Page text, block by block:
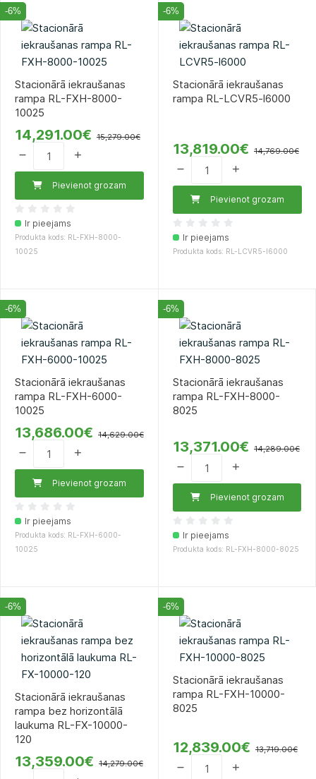
-6%
Stacionārā iekraušanas
rampa RL-FXH-8000-
10025
14,291.00€ 15,279.00€
Pievienot grozam
Ir pieejams
Produkta kods: RL-FXH-8000-
10025
-6%
Stacionārā iekraušanas
rampa RL-LCVR5-l6000
13,819.00€ 14,769.00€
Pievienot grozam
Ir pieejams
Produkta kods: RL-LCVR5-l6000
-6%
Stacionārā iekraušanas
rampa RL-FXH-6000-
10025
13,686.00€ 14,629.00€
Pievienot grozam
Ir pieejams
Produkta kods: RL-FXH-6000-
10025
-6%
Stacionārā iekraušanas
rampa RL-FXH-8000-
8025
13,371.00€ 14,289.00€
Pievienot grozam
Ir pieejams
Produkta kods: RL-FXH-8000-8025
-6%
Stacionārā iekraušanas
rampa bez horizontālā
laukuma RL-FX-10000-
120
13,359.00€ 14,279.00€
-6%
Stacionārā iekraušanas
rampa RL-FXH-10000-
8025
12,839.00€ 13,719.00€